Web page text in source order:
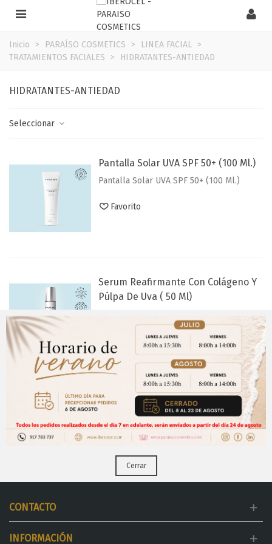
Inicio > PARAÍSO COSMETICS > LINEA FACIAL >
TRATAMIENTOS FACIALES > HIDRATANTES-ANTIEDAD
HIDRATANTES-ANTIEDAD
Seleccionar
Pantalla Solar UVA SPF 50+ (100 Ml.)
Pantalla Solar UVA SPF 50+ (100 Ml.)
Favorito
Serum Reafirmante Con Colágeno Y
Púlpa De Uva ( 50 Ml)
Serum Reafirmante con Colágeno y Púlpa
de Uva ( 50 ml)
Favorito
-2 de 2 artículo(s)
CONTACTO
INFORMACIÓN
Aviso Importante
¡Regístrate para acceder a los precios y realizar
tus pedidos online.!
Puedes hacerlo desdeAqui!
CERRAR
Cerrar